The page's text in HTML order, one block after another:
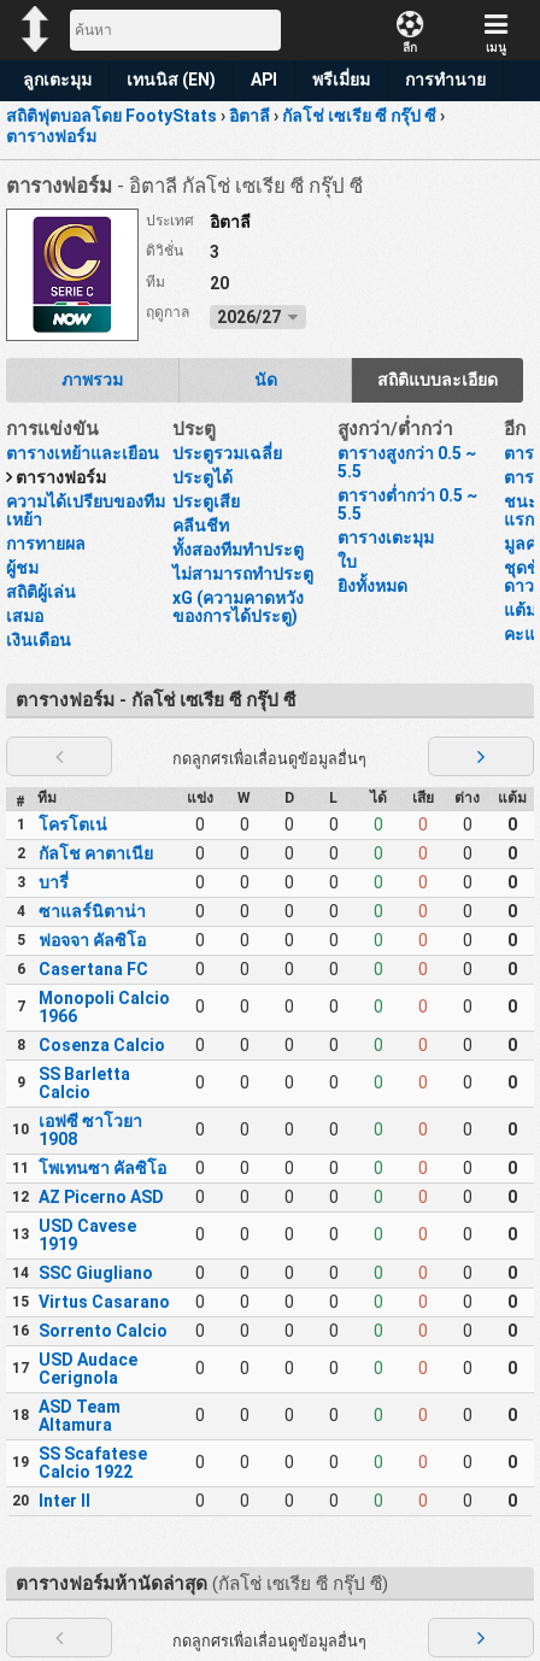
ลีก เมนู
ลูกเตะมุม เทนนิส (EN) API พรีเมี่ยม
การทำนาย
สถิติฟุตบอลโดย FootyStats ›อิตาลี›กัลโช่ เซเรีย ซี กรุ๊ป ซี›
ตารางฟอร์ม
ตารางฟอร์ม - อิตาลี กัลโช่ เซเรีย ซี กรุ๊ป ซี
ประเทศ อิตาลี
ดิวิชั่น 3
ทีม 20
ฤดูกาล 2026/27
ภาพรวม นัด สถิติแบบละเอียด
การแข่งขัน
ตารางเหย้าและเยือน
ตารางฟอร์ม
ความได้เปรียบของทีม
เหย้า
การทายผล
ผู้ชม
สถิติผู้เล่น
เสมอ
เงินเดือน
ประตู
ประตูรวมเฉลี่ย
ประตูได้
ประตูเสีย
คลีนชีท
ทั้งสองทีมทำประตู
ไม่สามารถทำประตู
xG (ความคาดหวัง
ของการได้ประตู)
สูงกว่า/ต่ำกว่า
ตารางสูงกว่า 0.5 ~
5.5
ตารางต่ำกว่า 0.5 ~
5.5
ตารางเตะมุม
ใบ
ยิงทั้งหมด
อีก
ตาร
ตาร
ชนะ
แรก
มูลค่
ชุดข้
ดาว
แต้ม
คะ
ตารางฟอร์ม - กัลโช่ เซเรีย ซี กรุ๊ป ซี
กดลูกศรเพื่อเลื่อนดูข้อมูลอื่นๆ
# ทีม แข่ง W D L ได้ เสีย ต่าง
แต้ม
1
โครโตเน่ 0 0 0 0 0 0 0 0
2 กัลโช คาตาเนีย 0 0 0 0 0 0 0 0
3 บารี่ 0 0 0 0 0 0 0 0
4 ซาแลร์นิตาน่า 0 0 0 0 0 0 0 0
5 ฟอจจา คัลซิโอ 0 0 0 0 0 0 0 0
6 Casertana FC 0 0 0 0 0 0 0 0
7
Monopoli Calcio
1966
0 0 0 0 0 0 0 0
8 Cosenza Calcio 0 0 0 0 0 0 0 0
9
SS Barletta
Calcio
0 0 0 0 0 0 0 0
10
เอฟซี ซาโวยา
1908
0 0 0 0 0 0 0 0
11 โพเทนซา คัลซิโอ 0 0 0 0 0 0 0 0
12 AZ Picerno ASD 0 0 0 0 0 0 0 0
13
USD Cavese
1919
0 0 0 0 0 0 0 0
14 SSC Giugliano 0 0 0 0 0 0 0 0
15 Virtus Casarano 0 0 0 0 0 0 0 0
16 Sorrento Calcio 0 0 0 0 0 0 0 0
17
USD Audace
Cerignola
0 0 0 0 0 0 0 0
18 ASD Team
Altamura
0 0 0 0 0 0 0 0
19
SS Scafatese
Calcio 1922
0 0 0 0 0 0 0 0
20 Inter II 0 0 0 0 0 0 0 0
ตารางฟอร์มห้านัดล่าสุด(กัลโช่ เซเรีย ซี กรุ๊ป ซี)
กดลูกศรเพื่อเลื่อนดูข้อมูลอื่นๆ